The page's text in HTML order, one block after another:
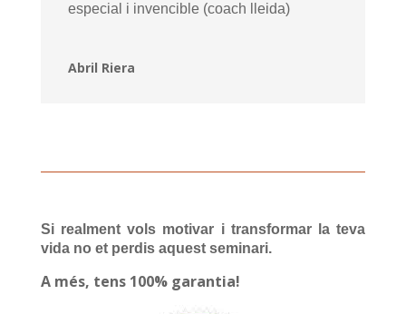
especial i invencible (coach lleida)
Abril Riera
Si realment vols motivar i transformar la teva
vida no et perdis aquest seminari.
A més, tens 100% garantia!